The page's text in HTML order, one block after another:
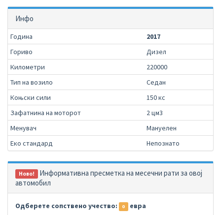
Инфо
Година
2017
Гориво
Дизел
Километри
220000
Тип на возило
Седан
Коњски сили
150 кс
Зафатнина на моторот
2 цм3
Менувач
Мануелен
Еко стандард
Непознато
Ново! Информативна пресметка на месечни рати за овој
автомобил
Одберете сопствено учество: 0 евра